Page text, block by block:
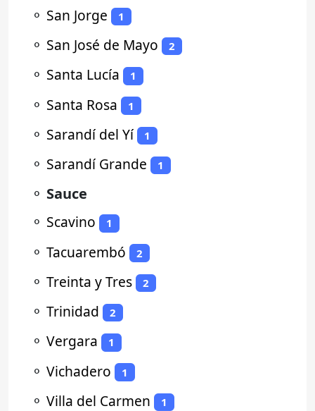
⚬ San Jorge 1
⚬ San José de Mayo 2
⚬ Santa Lucía 1
⚬ Santa Rosa 1
⚬ Sarandí del Yí 1
⚬ Sarandí Grande 1
⚬ Sauce
⚬ Scavino 1
⚬ Tacuarembó 2
⚬ Treinta y Tres 2
⚬ Trinidad 2
⚬ Vergara 1
⚬ Vichadero 1
⚬ Villa del Carmen 1